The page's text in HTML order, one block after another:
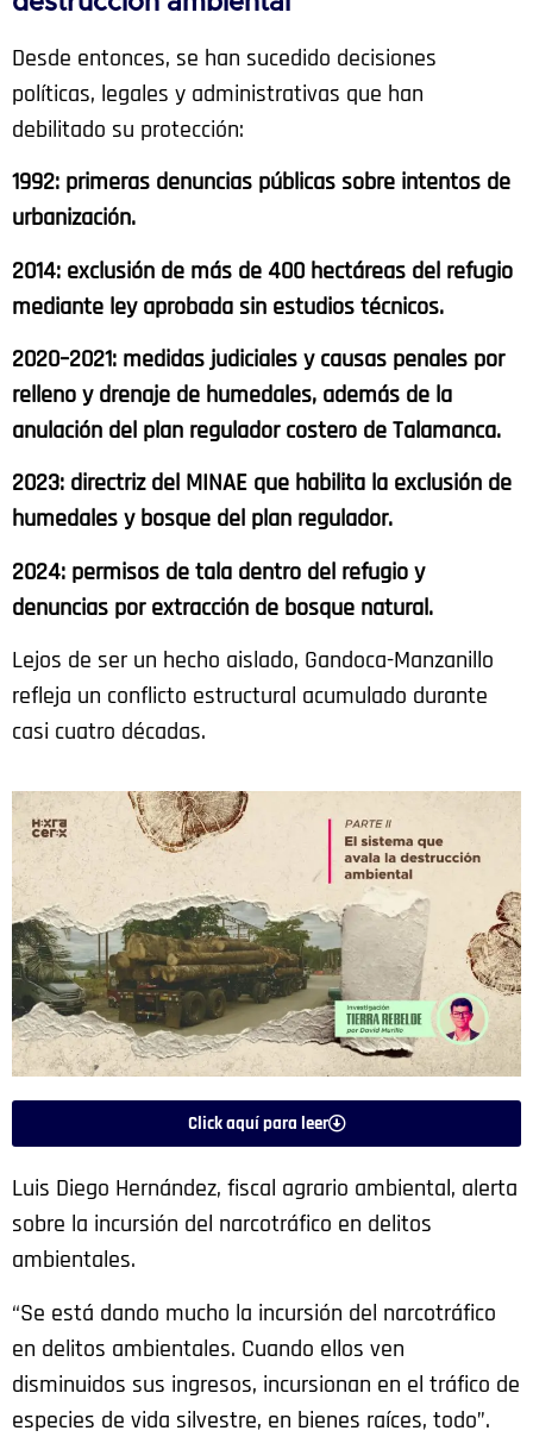
Desde entonces, se han sucedido decisiones
políticas, legales y administrativas que han
debilitado su protección:
1992: primeras denuncias públicas sobre intentos de
urbanización.
2014: exclusión de más de 400 hectáreas del refugio
mediante ley aprobada sin estudios técnicos.
2020–2021: medidas judiciales y causas penales por
relleno y drenaje de humedales, además de la
anulación del plan regulador costero de Talamanca.
2023: directriz del MINAE que habilita la exclusión de
humedales y bosque del plan regulador.
2024: permisos de tala dentro del refugio y
denuncias por extracción de bosque natural.
Lejos de ser un hecho aislado, Gandoca-Manzanillo
refleja un conflicto estructural acumulado durante
casi cuatro décadas.
Click aquí para leer
Luis Diego Hernández, fiscal agrario ambiental, alerta
sobre la incursión del narcotráfico en delitos
ambientales.
“Se está dando mucho la incursión del narcotráfico
en delitos ambientales. Cuando ellos ven
disminuidos sus ingresos, incursionan en el tráfico de
especies de vida silvestre, en bienes raíces, todo”.